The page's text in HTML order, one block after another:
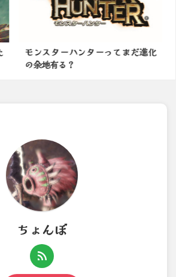
ーハンターってまだ進化
有る？
ついに！
ちょんぼ